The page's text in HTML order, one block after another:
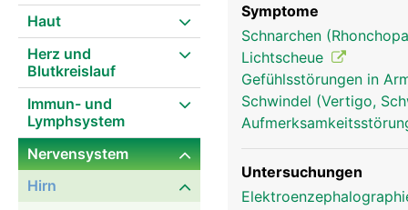
Haut
Herz und
Blutkreislauf
Immun- und
Lymphsystem
Nervensystem
Hirn
Tier unterscheidet.
Symptome
Schnarchen
Lichtscheue
Gefühlsstörungen in
Schwindel (Vertigo,
Untersuchungen